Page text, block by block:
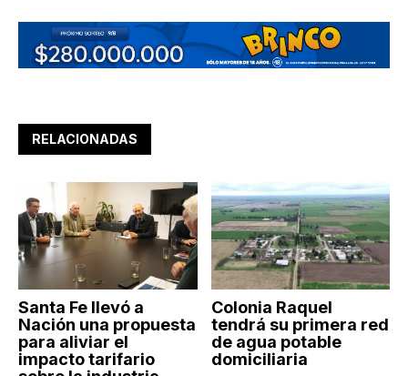
RELACIONADAS
Santa Fe llevó a
Nación una propuesta
para aliviar el
impacto tarifario
Colonia Raquel
tendrá su primera red
de agua potable
domiciliaria